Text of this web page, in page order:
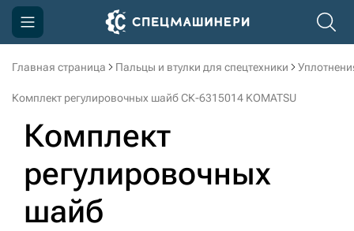
Главная страница Пальцы и втулки для спецтехники
Комплект регулировочных шайб СК-6315014 KOMATSU
Комплект
регулировочных
шайб
Компания
Доставка и оплата
Информация
Контакты